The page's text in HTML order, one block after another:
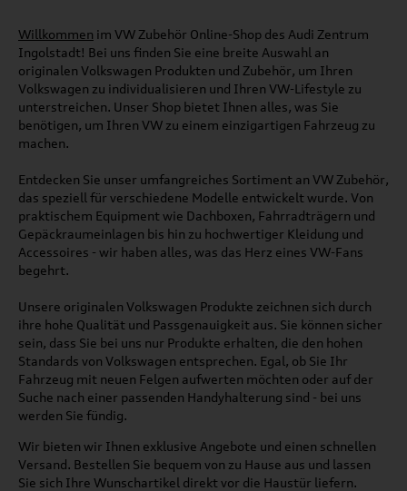
Willkommen im VW Zubehör Online-Shop des Audi Zentrum
Ingolstadt! Bei uns finden Sie eine breite Auswahl an
originalen Volkswagen Produkten und Zubehör, um Ihren
Volkswagen zu individualisieren und Ihren VW-Lifestyle zu
unterstreichen. Unser Shop bietet Ihnen alles, was Sie
benötigen, um Ihren VW zu einem einzigartigen Fahrzeug zu
machen.
Entdecken Sie unser umfangreiches Sortiment an VW Zubehör,
das speziell für verschiedene Modelle entwickelt wurde. Von
praktischem Equipment wie Dachboxen, Fahrradträgern und
Gepäckraumeinlagen bis hin zu hochwertiger Kleidung und
Accessoires - wir haben alles, was das Herz eines VW-Fans
begehrt.
Unsere originalen Volkswagen Produkte zeichnen sich durch
ihre hohe Qualität und Passgenauigkeit aus. Sie können sicher
sein, dass Sie bei uns nur Produkte erhalten, die den hohen
Standards von Volkswagen entsprechen. Egal, ob Sie Ihr
Fahrzeug mit neuen Felgen aufwerten möchten oder auf der
Suche nach einer passenden Handyhalterung sind - bei uns
werden Sie fündig.
Wir bieten wir Ihnen exklusive Angebote und einen schnellen
Versand. Bestellen Sie bequem von zu Hause aus und lassen
Sie sich Ihre Wunschartikel direkt vor die Haustür liefern.